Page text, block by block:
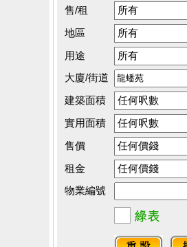
售/租
地區
用途
大廈/街道
建築面積
實用面積
售價
租金
物業編號